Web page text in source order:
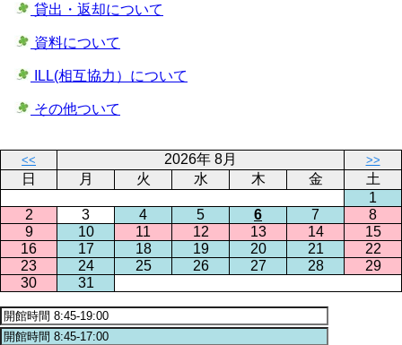
貸出・返却について
資料について
ILL(相互協力）について
その他ついて
<< 2026年 8月 >>
日 月 火 水 木 金
土
1
2
3 4 5 6 7
8
9
10 11 12 13 14
15
16
17 18 19 20 21
22
23
24 25 26 27 28
29
30
31